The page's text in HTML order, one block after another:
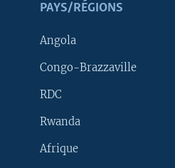
PAYS/RÉGIONS
Angola
Congo-Brazzaville
RDC
Rwanda
Afrique